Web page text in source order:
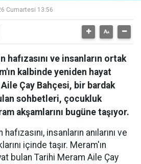
Cumartesi 13:56
hafızasını ve insanların ortak
kalbinde yeniden hayat
Çay Bahçesi, bir bardak
sohbetleri, çocukluk
akşamlarını bugüne taşıyor.
insanların anılarını ve
içinde taşır. Meram'ın
bulan Tarihi Meram Aile Çay